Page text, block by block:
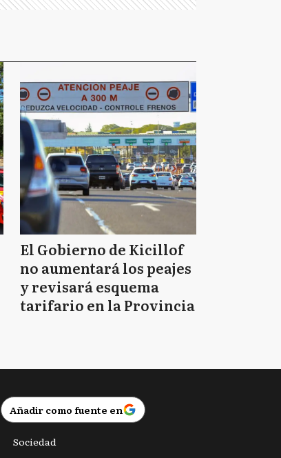
El Gobierno de Kicillof
no aumentará los peajes
y revisará esquema
tarifario en la Provincia
Añadir como fuente en
Sociedad